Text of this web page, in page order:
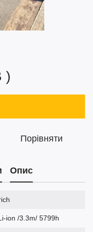
)
Порівняти
Опис
ion /3.3m/ 5799h